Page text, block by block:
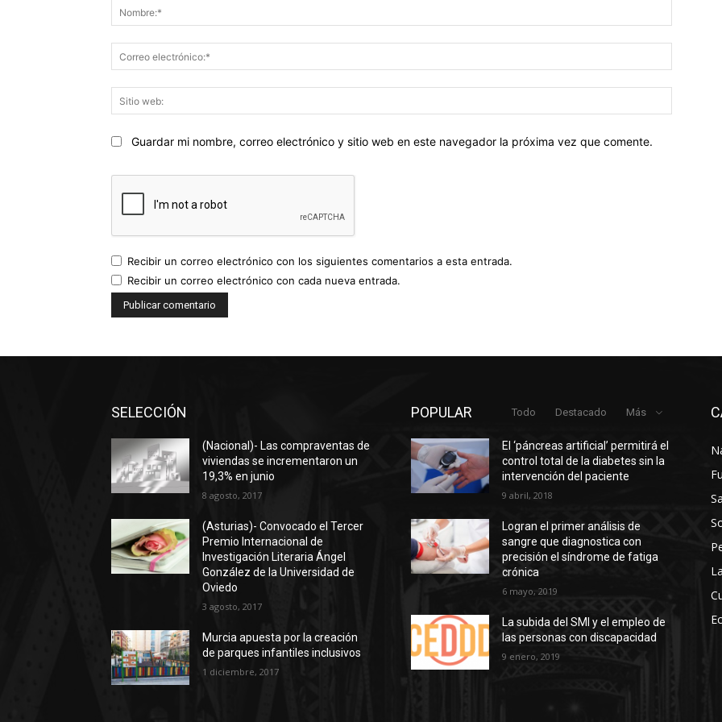
web:
Guardar mi nombre, correo electrónico y sitio web en este navegador la próxima vez que comente.
Recibir un correo electrónico con los siguientes comentarios a esta entrada.
Recibir un correo electrónico con cada nueva entrada.
SELECCIÓN
(Nacional)- Las compraventas de
viviendas se incrementaron un
19,3% en junio
8 agosto, 2017
(Asturias)- Convocado el Tercer
Premio Internacional de
Investigación Literaria Ángel
González de la Universidad de
Oviedo
3 agosto, 2017
Murcia apuesta por la creación
de parques infantiles inclusivos
1 diciembre, 2017
POPULAR Todo Destacado Más
El ‘páncreas artificial’ permitirá el
control total de la diabetes sin la
intervención del paciente
9 abril, 2018
Logran el primer análisis de
sangre que diagnostica con
precisión el síndrome de fatiga
crónica
6 mayo, 2019
La subida del SMI y el empleo de
las personas con discapacidad
9 enero, 2019